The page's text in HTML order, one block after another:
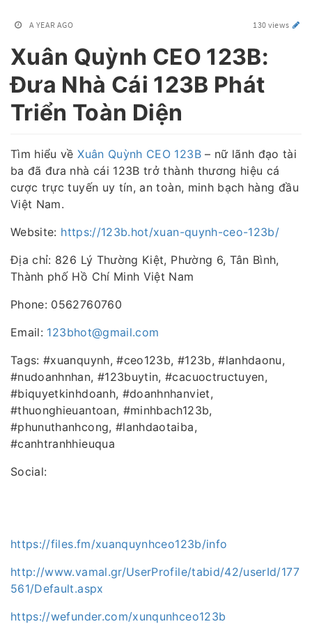
A YEAR AGO 130 views
Xuân Quỳnh CEO 123B:
Đưa Nhà Cái 123B Phát
Triển Toàn Diện
Tìm hiểu vềXuân Quỳnh CEO 123B– nữ lãnh đạo tài
ba đã đưa nhà cái 123B trở thành thương hiệu cá
cược trực tuyến uy tín, an toàn, minh bạch hàng đầu
Việt Nam.
Website: https://123b.hot/xuan-quynh-ceo-123b/
Địa chỉ: 826 Lý Thường Kiệt, Phường 6, Tân Bình,
Thành phố Hồ Chí Minh Việt Nam
Phone: 0562760760
Email: 123bhot@gmail.com
Tags: #xuanquynh, #ceo123b, #123b, #lanhdaonu,
#nudoanhnhan, #123buytin, #cacuoctructuyen,
#biquyetkinhdoanh, #doanhnhanviet,
#thuonghieuantoan, #minhbach123b,
#phunuthanhcong, #lanhdaotaiba,
#canhtranhhieuqua
Social:
https://files.fm/xuanquynhceo123b/info
http://www.vamal.gr/UserProfile/tabid/42/userId/177
561/Default.aspx
https://wefunder.com/xunqunhceo123b